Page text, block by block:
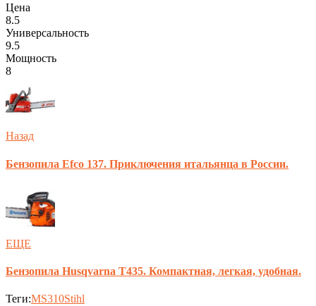
Цена
8.5
Универсальность
9.5
Мощность
8
Назад
Бензопила Efco 137. Приключения итальянца в России.
ЕЩЕ
Бензопила Husqvarna T435. Компактная, легкая, удобная.
Теги:MS310Stihl